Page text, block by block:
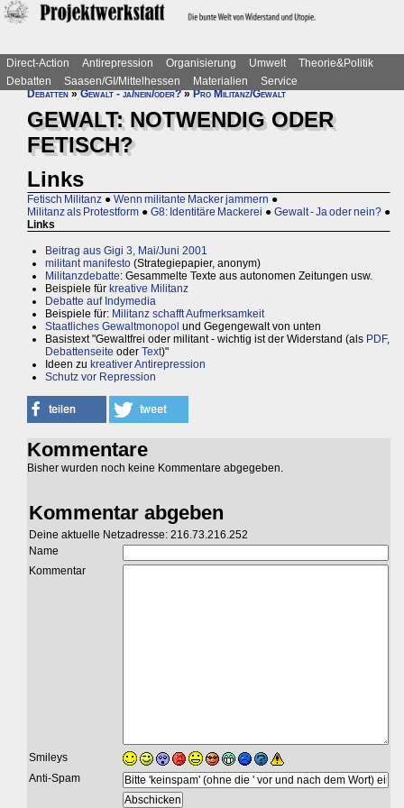
Direct-Action Antirepression Organisierung Umwelt
Theorie&Politik
Debatten
Saasen/GI/Mittelhessen Materialien
Service
Debatten»Gewalt - ja/nein/oder?»Pro Militanz/Gewalt
GEWALT: NOTWENDIG ODER
FETISCH?
Links
Fetisch Militanz ● Wenn militante Macker jammern ●
Militanz als Protestform ● G8: Identitäre Mackerei ● Gewalt - Ja oder nein? ●
Links
Beitrag aus Gigi 3, Mai/Juni 2001
militant manifesto (Strategiepapier, anonym)
Militanzdebatte: Gesammelte Texte aus autonomen Zeitungen usw.
Beispiele für kreative Militanz
Debatte auf Indymedia
Beispiele für: Militanz schafft Aufmerksamkeit
Staatliches Gewaltmonopol und Gegengewalt von unten
Basistext "Gewaltfrei oder militant - wichtig ist der Widerstand (als PDF,
Debattenseite oder Text)"
Ideen zu kreativer Antirepression
Schutz vor Repression
Kommentare
Bisher wurden noch keine Kommentare abgegeben.
Kommentar abgeben
Deine aktuelle Netzadresse: 216.73.216.252
Name
Kommentar
Smileys
Anti-Spam